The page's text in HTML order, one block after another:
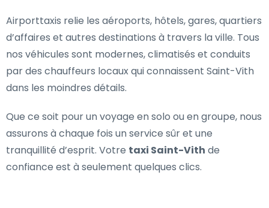
Airporttaxis relie les aéroports, hôtels, gares, quartiers
d’affaires et autres destinations à travers la ville. Tous
nos véhicules sont modernes, climatisés et conduits
par des chauffeurs locaux qui connaissent Saint-Vith
dans les moindres détails.
Que ce soit pour un voyage en solo ou en groupe, nous
assurons à chaque fois un service sûr et une
tranquillité d’esprit. Votre taxi Saint-Vith de
confiance est à seulement quelques clics.